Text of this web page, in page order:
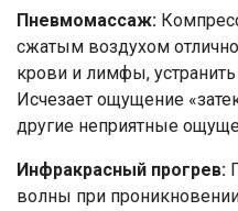
Пневмомассаж:
сжатым воздухом
крови и лимфы,
Исчезает ощущение
другие неприятные
Инфракрасный прогрев:
волны при
Номер телефона
Отправить
соглашаетесь на
персональных